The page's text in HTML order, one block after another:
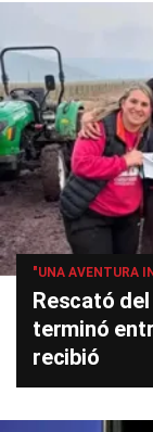
"UNA AVENTURA
Rescató
terminó
recibió